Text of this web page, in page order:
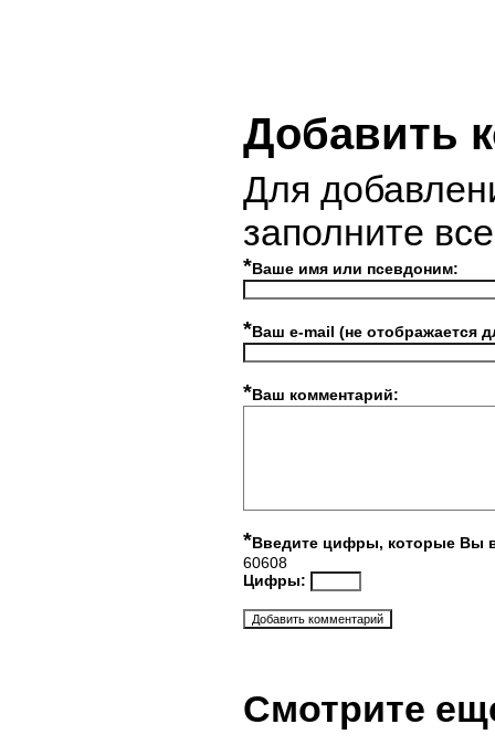
Добавить
Для
заполните
*Ваше имя или псевдоним:
*Ваш e-mail (не отображается
*Ваш комментарий:
*Введите цифры, которые Вы
60608
Цифры:
Смотрите